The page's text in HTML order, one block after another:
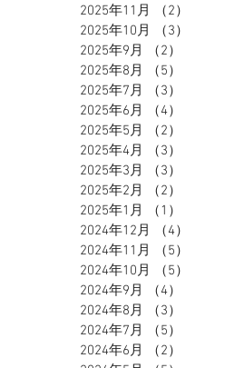
2025年11月
（2）
2025年10月
（3）
2025年9月
（2）
2025年8月
（5）
2025年7月
（3）
2025年6月
（4）
2025年5月
（2）
2025年4月
（3）
2025年3月
（3）
2025年2月
（2）
2025年1月
（1）
2024年12月
（4）
2024年11月
（5）
2024年10月
（5）
2024年9月
（4）
2024年8月
（3）
2024年7月
（5）
2024年6月
（2）